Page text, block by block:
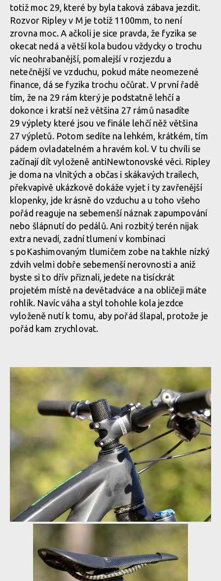
totiž moc 29, které by byla taková zábava jezdit.
Rozvor Ripley v M je totiž 1100mm, to není
zrovna moc. A ačkoli je sice pravda, že fyzika se
okecat nedá a větší kola budou vždycky o trochu
víc neohrabanější, pomalejší v rozjezdu a
netečnější ve vzduchu, pokud máte neomezené
finance, dá se fyzika trochu očůrat. V první řadě
tím, že na 29 rám který je podstatně lehčí a
dokonce i kratší než většina 27 rámů nasadíte
29 výplety které jsou ve finále lehčí něž většina
27 výpletů. Potom sedíte na lehkém, krátkém, tím
pádem ovladatelném a hravém kol. V tu chvíli se
začínají dít vyloženě antiNewtonovské věci. Ripley
je doma na vlnitých a občas i skákavých trailech,
překvapivě ukázkově dokáže vyjet i ty zavřenější
klopenky, jde krásně do vzduchu a u toho všeho
pořád reaguje na sebemenší náznak zapumpování
nebo šlápnutí do pedálů. Ani rozbitý terén nijak
extra nevadí, zadní tlumení v kombinaci
s poKashimovaným tlumičem zobe na takhle nízký
zdvih velmi dobře sebemenší nerovnosti a aniž
byste si to dřív přiznali, jedete na tisíckrát
projetém místě na devětadváce a na obličeji máte
rohlík. Navíc váha a styl tohohle kola jezdce
vyloženě nutí k tomu, aby pořád šlapal, protože je
pořád kam zrychlovat.